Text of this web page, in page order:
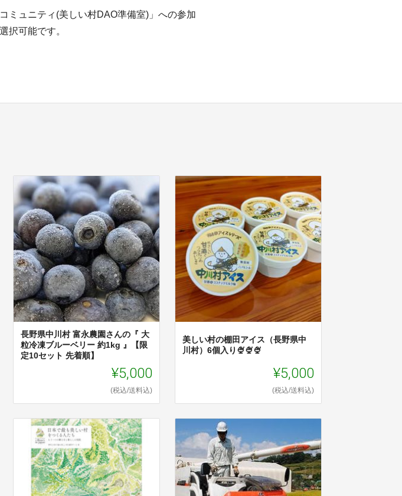
ミュニティ(美しい村DAO準備室)」への参加
択可能です。
長野県中川村 富永農園さんの『 大
粒冷凍ブルーベリー 約1kg 』【限
定10セット 先着順】
¥5,000
(税込/送料込)
美しい村の棚田アイス（長野県中
川村）6個入り🍨🍨🍨
¥5,000
(税込/送料込)